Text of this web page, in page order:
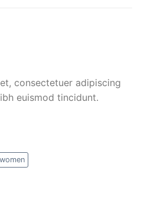
consectetuer adipiscing
euismod tincidunt.
women